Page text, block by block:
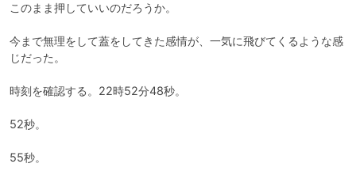
このまま押していいのだろうか。
今まで無理をして蓋をしてきた感情が、一気に飛びてくるような感
じだった。
時刻を確認する。22時52分48秒。
52秒。
55秒。